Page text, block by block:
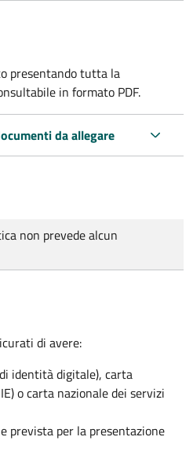
presentando tutta la
in formato PDF.
da allegare
non prevede alcun
di avere:
identità digitale), carta
o carta nazionale dei servizi
prevista per la presentazione